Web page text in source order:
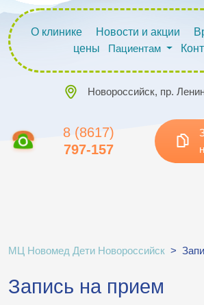
О клинике Новости и акции
цены
Пациентам
Новороссийск, пр.
8 (8617)
797-157
МЦ Новомед Дети Новороссийск >
Запись на прием